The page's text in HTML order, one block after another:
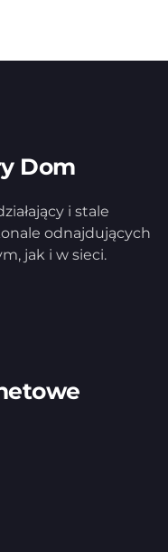
Dom
i stale
odnajdujących
jak i w sieci.